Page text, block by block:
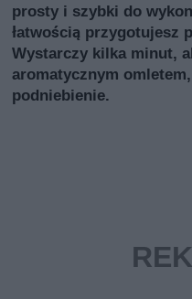
prosty i szybki do
łatwością przygotujesz
Wystarczy kilka minut,
aromatycznym
podniebienie.